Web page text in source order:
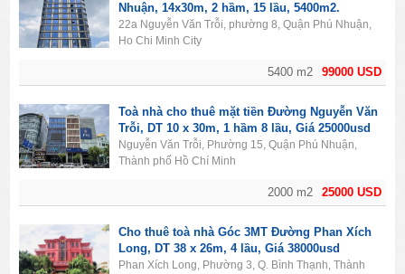
99000 USD
5400 m2
Nhuận, 14x30m, 2 hầm, 15 lầu, 5400m2.
22a Nguyễn Văn Trỗi, phường 8, Quận Phú Nhuận,
Ho Chi Minh City
25000 USD
2000 m2
Toà nhà cho thuê mặt tiền Đường Nguyễn Văn
Trỗi, DT 10 x 30m, 1 hầm 8 lầu, Giá 25000usd
Nguyễn Văn Trỗi, Phường 15, Quận Phú Nhuận,
Thành phố Hồ Chí Minh
Cho thuê toà nhà Góc 3MT Đường Phan Xích
Long, DT 38 x 26m, 4 lầu, Giá 38000usd
Phan Xích Long, Phường 3, Q. Bình Thạnh, Thành